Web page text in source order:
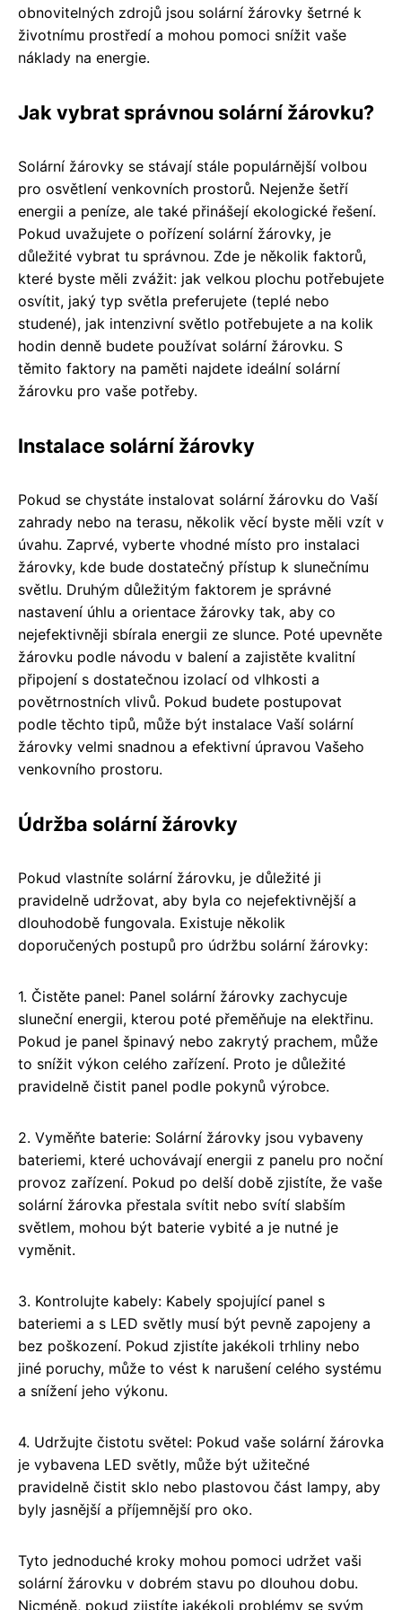
obnovitelných zdrojů jsou solární žárovky šetrné k
životnímu prostředí a mohou pomoci snížit vaše
náklady na energie.
Jak vybrat správnou solární žárovku?
Solární žárovky se stávají stále populárnější volbou
pro osvětlení venkovních prostorů. Nejenže šetří
energii a peníze, ale také přinášejí ekologické řešení.
Pokud uvažujete o pořízení solární žárovky, je
důležité vybrat tu správnou. Zde je několik faktorů,
které byste měli zvážit: jak velkou plochu potřebujete
osvítit, jaký typ světla preferujete (teplé nebo
studené), jak intenzivní světlo potřebujete a na kolik
hodin denně budete používat solární žárovku. S
těmito faktory na paměti najdete ideální solární
žárovku pro vaše potřeby.
Instalace solární žárovky
Pokud se chystáte instalovat solární žárovku do Vaší
zahrady nebo na terasu, několik věcí byste měli vzít v
úvahu. Zaprvé, vyberte vhodné místo pro instalaci
žárovky, kde bude dostatečný přístup k slunečnímu
světlu. Druhým důležitým faktorem je správné
nastavení úhlu a orientace žárovky tak, aby co
nejefektivněji sbírala energii ze slunce. Poté upevněte
žárovku podle návodu v balení a zajistěte kvalitní
připojení s dostatečnou izolací od vlhkosti a
povětrnostních vlivů. Pokud budete postupovat
podle těchto tipů, může být instalace Vaší solární
žárovky velmi snadnou a efektivní úpravou Vašeho
venkovního prostoru.
Údržba solární žárovky
Pokud vlastníte solární žárovku, je důležité ji
pravidelně udržovat, aby byla co nejefektivnější a
dlouhodobě fungovala. Existuje několik
doporučených postupů pro údržbu solární žárovky:
1. Čistěte panel: Panel solární žárovky zachycuje
sluneční energii, kterou poté přeměňuje na elektřinu.
Pokud je panel špinavý nebo zakrytý prachem, může
to snížit výkon celého zařízení. Proto je důležité
pravidelně čistit panel podle pokynů výrobce.
2. Vyměňte baterie: Solární žárovky jsou vybaveny
bateriemi, které uchovávají energii z panelu pro noční
provoz zařízení. Pokud po delší době zjistíte, že vaše
solární žárovka přestala svítit nebo svítí slabším
světlem, mohou být baterie vybité a je nutné je
vyměnit.
3. Kontrolujte kabely: Kabely spojující panel s
bateriemi a s LED světly musí být pevně zapojeny a
bez poškození. Pokud zjistíte jakékoli trhliny nebo
jiné poruchy, může to vést k narušení celého systému
a snížení jeho výkonu.
4. Udržujte čistotu světel: Pokud vaše solární žárovka
je vybavena LED světly, může být užitečné
pravidelně čistit sklo nebo plastovou část lampy, aby
byly jasnější a příjemnější pro oko.
Tyto jednoduché kroky mohou pomoci udržet vaši
solární žárovku v dobrém stavu po dlouhou dobu.
Nicméně, pokud zjistíte jakékoli problémy se svým